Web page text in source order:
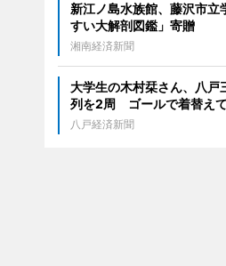
新江ノ島水族館、藤沢市立
すい大解剖図鑑」寄贈
湘南経済新聞
大学生の木村栞さん、八戸
列を2周 ゴールで着替え
八戸経済新聞